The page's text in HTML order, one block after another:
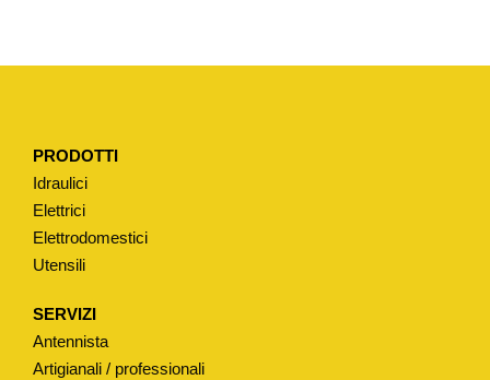
R
P
O
H
T
R
PRODOTTI
Idraulici
Elettrici
Elettrodomestici
Utensili
SERVIZI
Antennista
Artigianali / professionali